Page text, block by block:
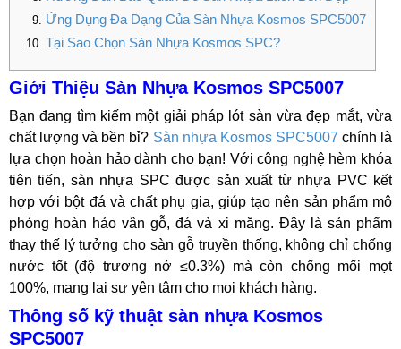
Ứng Dụng Đa Dạng Của Sàn Nhựa Kosmos SPC5007
Tại Sao Chọn Sàn Nhựa Kosmos SPC?
Giới Thiệu Sàn Nhựa Kosmos SPC5007
Bạn đang tìm kiếm một giải pháp lót sàn vừa đẹp mắt, vừa
chất lượng và bền bỉ? Sàn nhựa Kosmos SPC5007 chính là
lựa chọn hoàn hảo dành cho bạn! Với công nghệ hèm khóa
tiên tiến, sàn nhựa SPC được sản xuất từ nhựa PVC kết
hợp với bột đá và chất phụ gia, giúp tạo nên sản phẩm mô
phỏng hoàn hảo vân gỗ, đá và xi măng. Đây là sản phẩm
thay thế lý tưởng cho sàn gỗ truyền thống, không chỉ chống
nước tốt (độ trương nở ≤0.3%) mà còn chống mối mọt
100%, mang lại sự yên tâm cho mọi khách hàng.
Thông số kỹ thuật sàn nhựa Kosmos
SPC5007